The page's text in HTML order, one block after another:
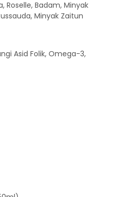
Roselle, Badam, Minyak
Minyak Zaitun
Asid Folik, Omega-3,